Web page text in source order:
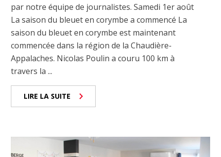
par notre équipe de journalistes. Samedi 1er août
La saison du bleuet en corymbe a commencé La
saison du bleuet en corymbe est maintenant
commencée dans la région de la Chaudière-
Appalaches. Nicolas Poulin a couru 100 km à
travers la ...
LIRE LA SUITE